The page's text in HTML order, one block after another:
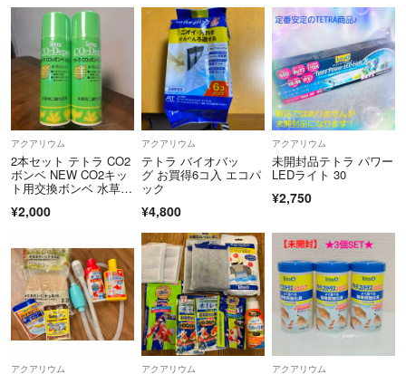
アクアリウム
2本セット テトラ CO2
ボンベ NEW CO2キッ
ト用交換ボンベ 水草成
草 Tetra CO2添加
¥2,000
アクアリウム
テトラ バイオバッ
グ お買得6コ入 エコパ
ック
¥4,800
アクアリウム
未開封品テトラ パワー
LEDライト 30
¥2,750
アクアリウム アクアリウム アクアリウム